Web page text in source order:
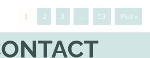
1 2 3 … 13 Plus »